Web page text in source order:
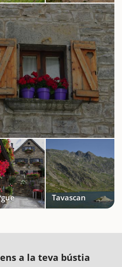
Tavascan
a la teva bústia